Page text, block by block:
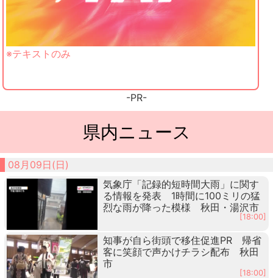
※テキストのみ
-PR-
県内ニュース
08月09日(日)
気象庁「記録的短時間大雨」に関す
る情報を発表 1時間に100ミリの猛
烈な雨が降った模様 秋田・湯沢市
[18:00]
知事が自ら街頭で移住促進PR 帰省
客に笑顔で声かけチラシ配布 秋田
市
[18:00]